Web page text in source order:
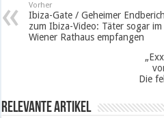
Vorher
Ibiza-Gate / Geheimer
zum Ibiza-Video: Täter sogar im
Wiener Rathaus empfangen
Die
Relevante Artikel